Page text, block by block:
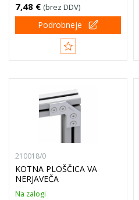
7,48 € (brez DDV)
Podrobneje
210018/0
KOTNA PLOŠČICA VA
NERJAVEČA
Na zalogi